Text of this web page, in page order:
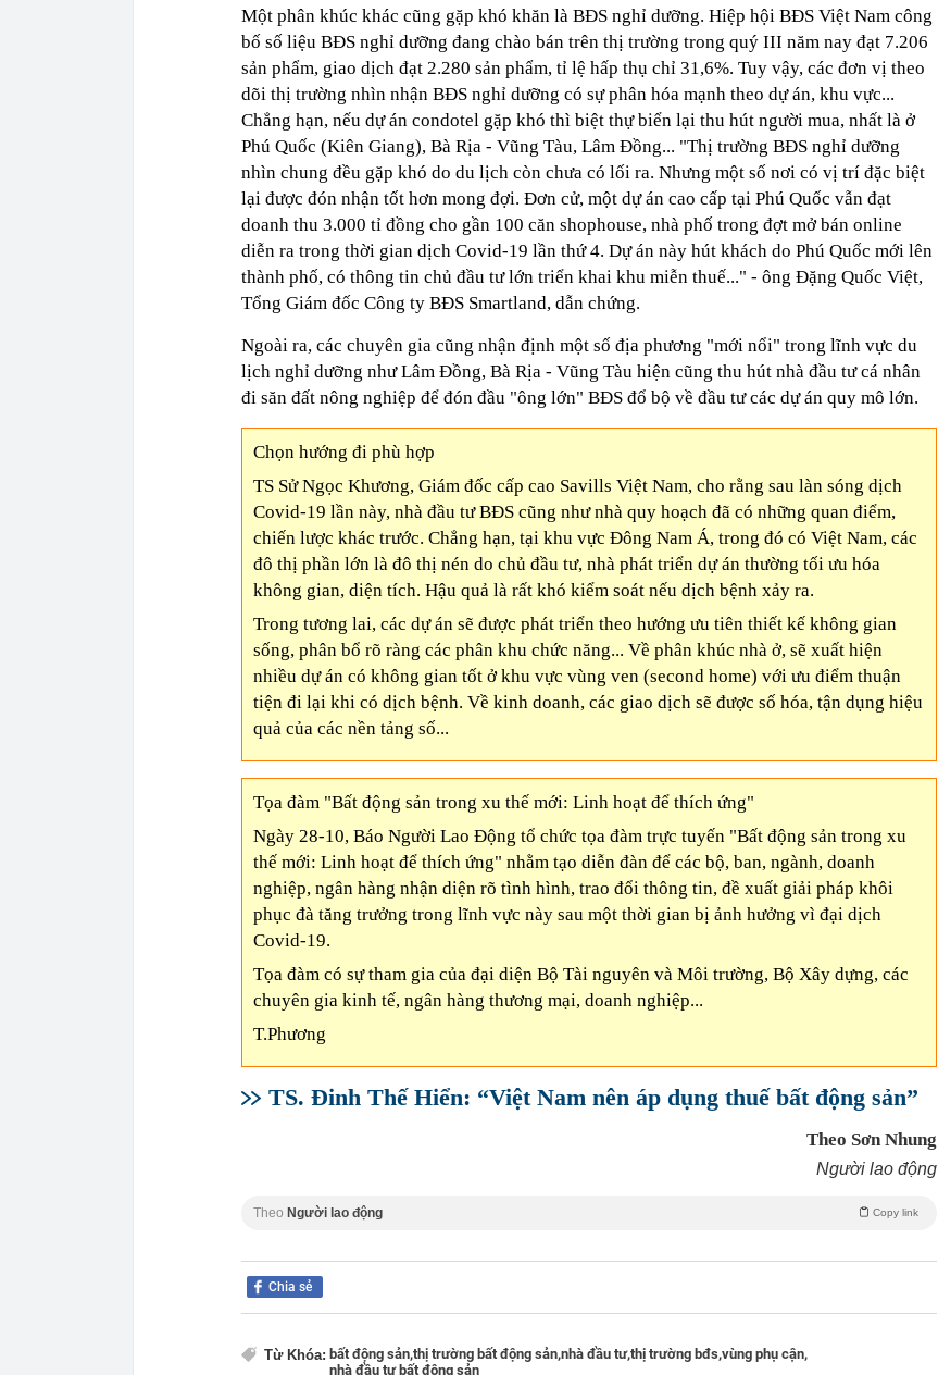
Một phân khúc khác cũng gặp khó khăn là BĐS nghỉ dưỡng. Hiệp hội BĐS Việt Nam công
bố số liệu BĐS nghỉ dưỡng đang chào bán trên thị trường trong quý III năm nay đạt 7.206
sản phẩm, giao dịch đạt 2.280 sản phẩm, tỉ lệ hấp thụ chỉ 31,6%. Tuy vậy, các đơn vị theo
dõi thị trường nhìn nhận BĐS nghỉ dưỡng có sự phân hóa mạnh theo dự án, khu vực...
Chẳng hạn, nếu dự án condotel gặp khó thì biệt thự biển lại thu hút người mua, nhất là ở
Phú Quốc (Kiên Giang), Bà Rịa - Vũng Tàu, Lâm Đồng... "Thị trường BĐS nghỉ dưỡng
nhìn chung đều gặp khó do du lịch còn chưa có lối ra. Nhưng một số nơi có vị trí đặc biệt
lại được đón nhận tốt hơn mong đợi. Đơn cử, một dự án cao cấp tại Phú Quốc vẫn đạt
doanh thu 3.000 tỉ đồng cho gần 100 căn shophouse, nhà phố trong đợt mở bán online
diễn ra trong thời gian dịch Covid-19 lần thứ 4. Dự án này hút khách do Phú Quốc mới lên
thành phố, có thông tin chủ đầu tư lớn triển khai khu miễn thuế..." - ông Đặng Quốc Việt,
Tổng Giám đốc Công ty BĐS Smartland, dẫn chứng.
Ngoài ra, các chuyên gia cũng nhận định một số địa phương "mới nổi" trong lĩnh vực du
lịch nghỉ dưỡng như Lâm Đồng, Bà Rịa - Vũng Tàu hiện cũng thu hút nhà đầu tư cá nhân
đi săn đất nông nghiệp để đón đầu "ông lớn" BĐS đổ bộ về đầu tư các dự án quy mô lớn.
Chọn hướng đi phù hợp
TS Sử Ngọc Khương, Giám đốc cấp cao Savills Việt Nam, cho rằng sau làn sóng dịch
Covid-19 lần này, nhà đầu tư BĐS cũng như nhà quy hoạch đã có những quan điểm,
chiến lược khác trước. Chẳng hạn, tại khu vực Đông Nam Á, trong đó có Việt Nam, các
đô thị phần lớn là đô thị nén do chủ đầu tư, nhà phát triển dự án thường tối ưu hóa
không gian, diện tích. Hậu quả là rất khó kiểm soát nếu dịch bệnh xảy ra.
Trong tương lai, các dự án sẽ được phát triển theo hướng ưu tiên thiết kế không gian
sống, phân bổ rõ ràng các phân khu chức năng... Về phân khúc nhà ở, sẽ xuất hiện
nhiều dự án có không gian tốt ở khu vực vùng ven (second home) với ưu điểm thuận
tiện đi lại khi có dịch bệnh. Về kinh doanh, các giao dịch sẽ được số hóa, tận dụng hiệu
quả của các nền tảng số...
Tọa đàm "Bất động sản trong xu thế mới: Linh hoạt để thích ứng"
Ngày 28-10, Báo Người Lao Động tổ chức tọa đàm trực tuyến "Bất động sản trong xu
thế mới: Linh hoạt để thích ứng" nhằm tạo diễn đàn để các bộ, ban, ngành, doanh
nghiệp, ngân hàng nhận diện rõ tình hình, trao đổi thông tin, đề xuất giải pháp khôi
phục đà tăng trưởng trong lĩnh vực này sau một thời gian bị ảnh hưởng vì đại dịch
Covid-19.
Tọa đàm có sự tham gia của đại diện Bộ Tài nguyên và Môi trường, Bộ Xây dựng, các
chuyên gia kinh tế, ngân hàng thương mại, doanh nghiệp...
T.Phương
TS. Đinh Thế Hiển: “Việt Nam nên áp dụng thuế bất động sản”
Theo Sơn Nhung
Người lao động
Theo Người lao động Copy link
Chia sẻ
Từ Khóa: bất động sản,thị trường bất động sản,nhà đầu tư,thị trường bđs,vùng phụ cận,
nhà đầu tư bất động sản